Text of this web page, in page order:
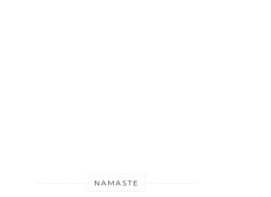
NAMASTE